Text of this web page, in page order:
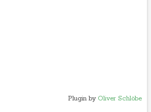
Plugin by Oliver Schlöbe